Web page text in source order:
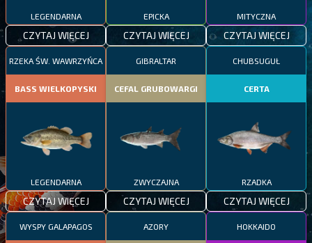
LEGENDARNA
CZYTAJ WIĘCEJ
EPICKA
CZYTAJ WIĘCEJ
MITYCZNA
CZYTAJ WIĘCEJ
RZEKA ŚW. WAWRZYŃCA
BASS WIELKOPYSKI
LEGENDARNA
CZYTAJ WIĘCEJ
GIBRALTAR
CEFAL GRUBOWARGI
ZWYCZAJNA
CZYTAJ WIĘCEJ
CHUBSUGUŁ
CERTA
RZADKA
CZYTAJ WIĘCEJ
WYSPY GALAPAGOS AZORY HOKKAIDO